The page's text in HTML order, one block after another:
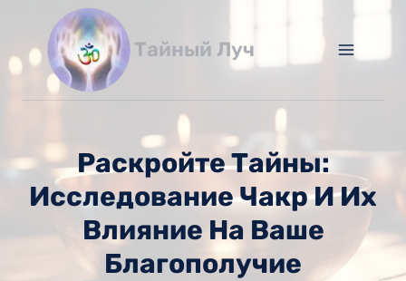
содержимому
Тайный Луч
Раскройте Тайны:
Исследование Чакр И Их
Влияние На Ваше
Благополучие